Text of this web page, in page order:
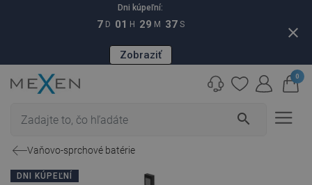
Dni kúpeľní:
7 D 01 H 29 M 36 S
Zobraziť
close
search
0
Vaňovo-sprchové batérie
DNI KÚPEĽNÍ